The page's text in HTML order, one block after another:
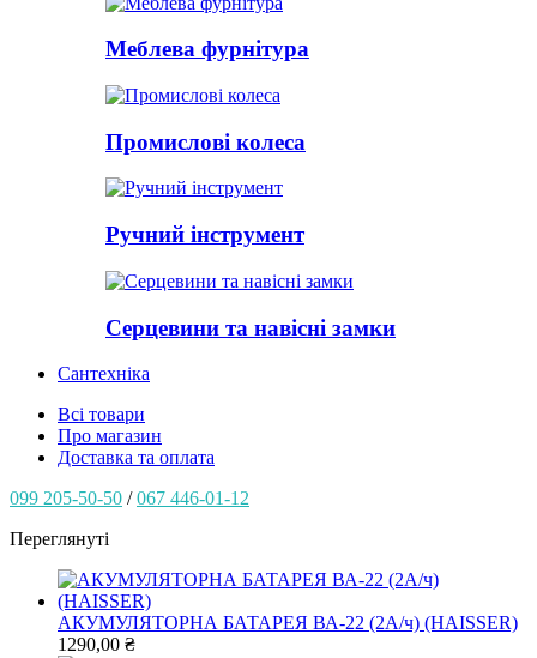
Меблева фурнітура
Промислові колеса
Ручний інструмент
Серцевини та навісні замки
Сантехніка
Всі товари
Про магазин
Доставка та оплата
099 205-50-50 /067 446-01-12
Переглянуті
АКУМУЛЯТОРНА БАТАРЕЯ ВА-22 (2А/ч) (HAISSER)
1290,00 ₴